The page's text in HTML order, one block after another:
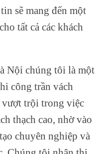
sẽ mang đến một
tất cả các khách
Nội chúng tôi là một
công trần vách
vượt trội trong việc
thạch cao, nhờ vào
chuyên nghiệp và